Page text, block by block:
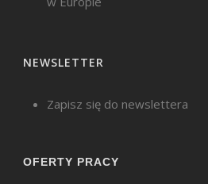
szerszy asortyment czy
sprzedaży.
na etapie testowania
NEWSLETTER
Zapisz się do newslettera
OFERTY PRACY